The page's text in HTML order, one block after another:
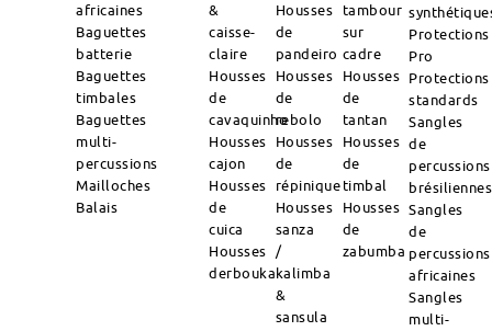
africaines
Baguettes
batterie
Baguettes
timbales
Baguettes
multi-
percussions
Mailloches
Balais
&
caisse-
claire
Housses
de
cavaquinho
Housses
cajon
Housses
de
cuica
Housses
derbouka
Housses
de
pandeiro
Housses
de
rebolo
Housses
de
répinique
Housses
sanza
/
kalimba
&
sansula
tambour
sur
cadre
Housses
de
tantan
Housses
de
timbal
Housses
de
zabumba
Protections
Pro
Protections
standards
Sangles
de
percussions
brésiliennes
Sangles
de
percussions
africaines
Sangles
multi-